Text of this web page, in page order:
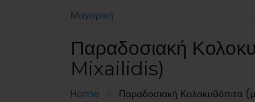
Μαγειρική
Παραδοσιακή
Mixailidis)
Home Παραδοσιακή Κολοκυθόπιτα